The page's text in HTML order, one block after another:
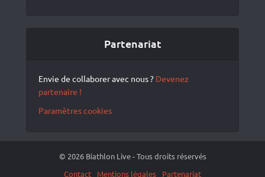
Partenariat
Envie de collaborer avec nous ? Devenez
partenaire !
Paramètres cookies
© 2026 Biathlon Live - Tous droits réservés
Contact
Mentions légales Partenariat